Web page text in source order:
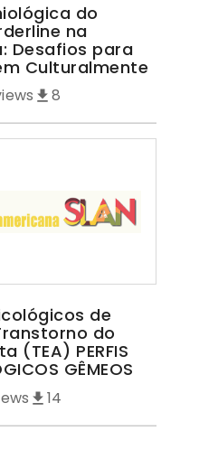
do
na
Desafios para
Culturalmente
LATINA
8
de
do
(TEA) PERFIS
GÊMEOS
14